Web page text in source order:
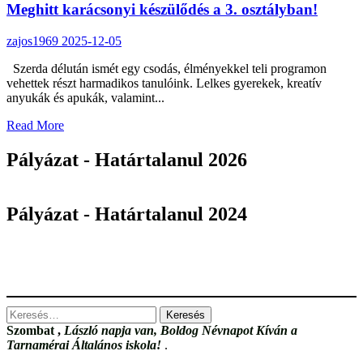
jegyében
Meghitt karácsonyi készülődés a 3. osztályban!
zajos1969 2025-12-05
Szerda délután ismét egy csodás, élményekkel teli programon
vehettek részt harmadikos tanulóink. Lelkes gyerekek, kreatív
anyukák és apukák, valamint...
Read MoreRead
about
Meghitt
a
Pályázat - Határtalanul 2026
Pályázat - Határtalanul 2024
Keresés:
Szombat , László napja van, Boldog Névnapot Kíván a
Tarnamérai Általános iskola! .